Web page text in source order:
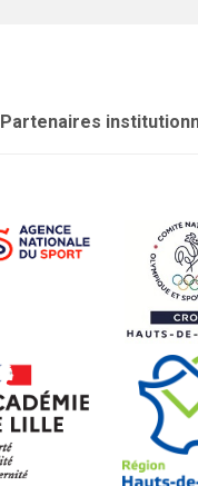
Partenaires